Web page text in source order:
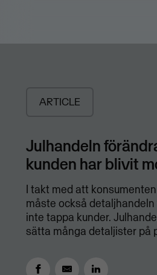
ARTICLE
Julhandeln
kunden har blivit
I takt med att
måste också
inte tappa kunder.
sätta många detaljister på